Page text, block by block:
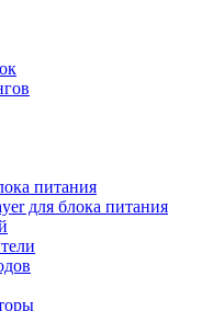
питания
для блока питания